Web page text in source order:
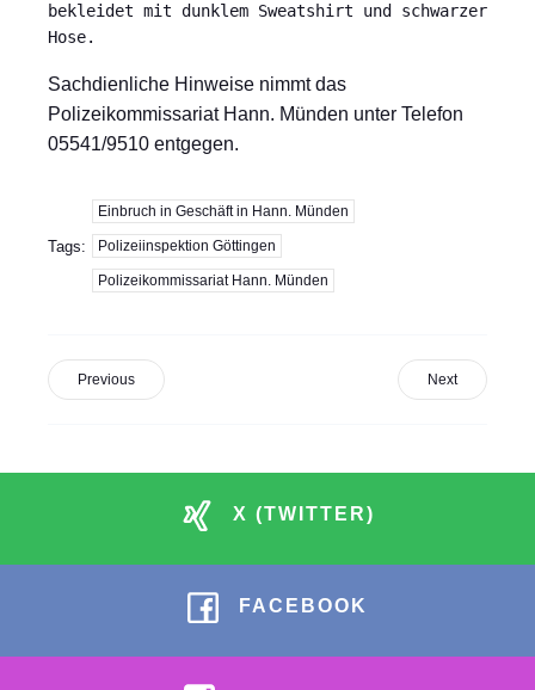
bekleidet mit dunklem Sweatshirt und schwarzer
Hose.
Sachdienliche Hinweise nimmt das
Polizeikommissariat Hann. Münden unter Telefon
05541/9510 entgegen.
Tags:
Einbruch in Geschäft in Hann. Münden
Polizeiinspektion Göttingen
Polizeikommissariat Hann. Münden
Previous Next
X (TWITTER)
FACEBOOK